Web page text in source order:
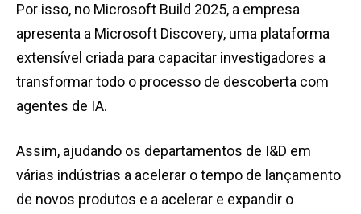
Por isso, no Microsoft Build 2025, a empresa
apresenta a Microsoft Discovery, uma plataforma
extensível criada para capacitar investigadores a
transformar todo o processo de descoberta com
agentes de IA.
Assim, ajudando os departamentos de I&D em
várias indústrias a acelerar o tempo de lançamento
de novos produtos e a acelerar e expandir o